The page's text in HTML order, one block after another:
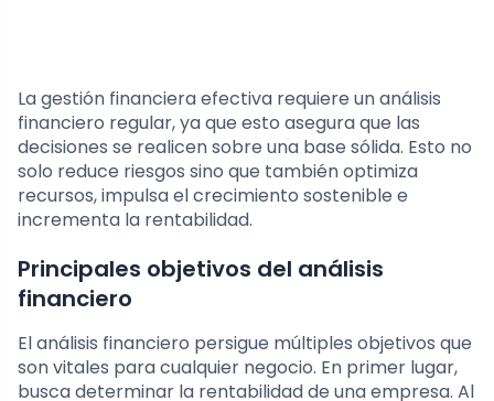
La gestión financiera efectiva requiere un análisis
financiero regular, ya que esto asegura que las
decisiones se realicen sobre una base sólida. Esto no
solo reduce riesgos sino que también optimiza
recursos, impulsa el crecimiento sostenible e
incrementa la rentabilidad.
Principales objetivos del análisis
financiero
El análisis financiero persigue múltiples objetivos que
son vitales para cualquier negocio. En primer lugar,
busca determinar la rentabilidad de una empresa. Al